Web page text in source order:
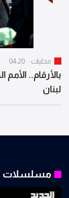
محليات 04:20
بالأرقام..
لبنان
مسلسلات